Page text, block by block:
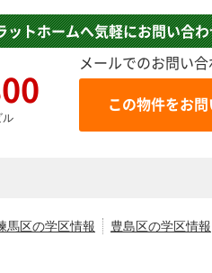
ットホームへ気軽にお問い合
ル
メールでのお問い
馬区の学区情報 豊島区の学区情報